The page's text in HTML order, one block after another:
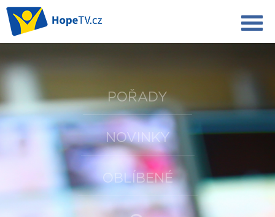
POŘADY
NOVINKY
OBLÍBENÉ